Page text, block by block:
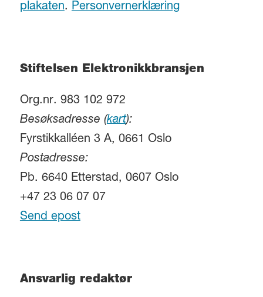
plakaten. Personvernerklæring
Stiftelsen Elektronikkbransjen
Org.nr. 983 102 972
Besøksadresse (kart):
Fyrstikkalléen 3 A, 0661 Oslo
Postadresse:
Pb. 6640 Etterstad, 0607 Oslo
+47 23 06 07 07
Send epost
Ansvarlig redaktør